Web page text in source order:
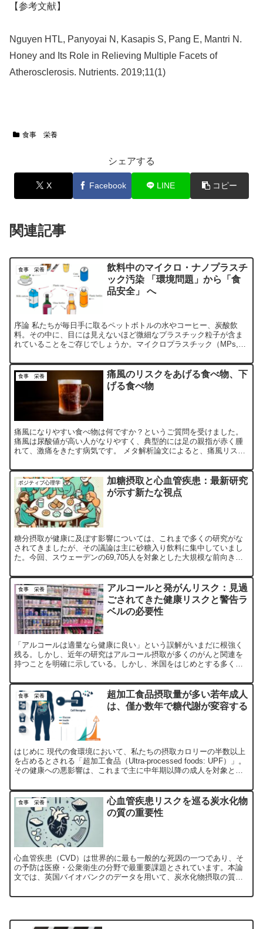
【参考文献】
Nguyen HTL, Panyoyai N, Kasapis S, Pang E, Mantri N.
Honey and Its Role in Relieving Multiple Facets of
Atherosclerosis. Nutrients. 2019;11(1)
食事 栄養
シェアする
X Facebook LINE コピー
関連記事
食事 栄養
飲料中のマイクロ・ナノプラスチ
ック汚染 「環境問題」から「食
品安全」 へ
序論 私たちが毎日手に取るペットボトルの水やコーヒー、炭酸飲
料。その中に、目には見えないほど微細なプラスチック粒子が含ま
れていることをご存じでしょうか。マイクロプラスチック（MPs,
食事 栄養
痛風のリスクをあげる食べ物、下
げる食べ物
痛風になりやすい食べ物は何ですか？というご質問を受けました。
痛風は尿酸値が高い人がなりやすく、典型的には足の親指が赤く腫
れて、激痛をきたす病気です。 メタ解析論文によると、痛風リスク
ポジティブ心理学
加糖摂取と心血管疾患：最新研究
が示す新たな視点
糖分摂取が健康に及ぼす影響については、これまで多くの研究がな
されてきましたが、その議論は主に砂糖入り飲料に集中していまし
た。今回、スウェーデンの69,705人を対象とした大規模な前向きコ
食事 栄養
アルコールと発がんリスク：見過
ごされてきた健康リスクと警告ラ
ベルの必要性
「アルコールは適量なら健康に良い」という誤解がいまだに根強く
残る。しかし、近年の研究はアルコール摂取が多くのがんと関連を
持つことを明確に示している。しかし、米国をはじめとする多くの
い。
食事 栄養
超加工食品摂取量が多い若年成人
は、僅か数年で糖代謝が変容する
はじめに 現代の食環境において、私たちの摂取カロリーの半数以上
を占めるとされる「超加工食品（Ultra-processed foods: UPF）」。
その健康への悪影響は、これまで主に中年期以降の成人を対象とし
食事 栄養
心血管疾患リスクを巡る炭水化物
の質の重要性
心血管疾患（CVD）は世界的に最も一般的な死因の一つであり、そ
の予防は医療・公衆衛生の分野で最重要課題とされています。本論
文では、英国バイオバンクのデータを用いて、炭水化物摂取の質と